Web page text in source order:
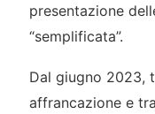
presentazione
“semplificata”.
Dal giugno 2023,
affrancazione e